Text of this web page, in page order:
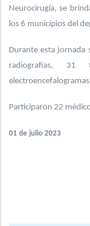
Neurocirugía, se
los 6 municipios del
Durante esta jornada
radiografías, 31
Participaron 22
01 de julio 2023